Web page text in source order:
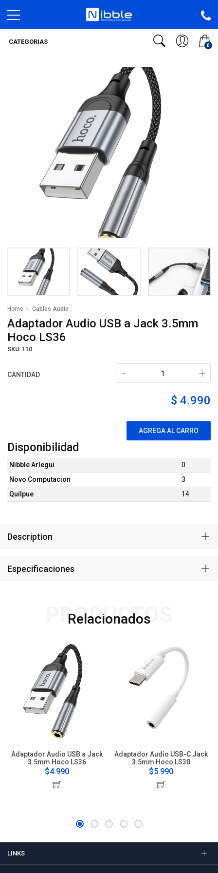
0
CATEGORIAS
Home Cables Audio
Adaptador Audio USB a Jack 3.5mm
Hoco LS36
SKU: 110
CANTIDAD +
-
$ 4.990
AGREGA AL CARRO
Disponibilidad
Nibble Arlegui
0
Novo Computacion
3
Quilpue
14
Description
Especificaciones
Relacionados
PRODUCTOS
Adaptador Audio USB a Jack
3.5mm Hoco LS36
$4.990
Adaptador Audio USB-C Jack
3.5mm Hoco LS30
$5.990
LINKS